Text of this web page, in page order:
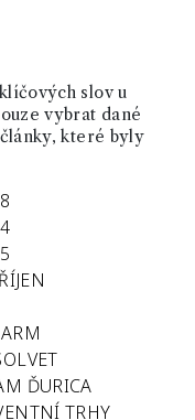
slov u
vybrat dané
které byly
ĎURICA
TRHY